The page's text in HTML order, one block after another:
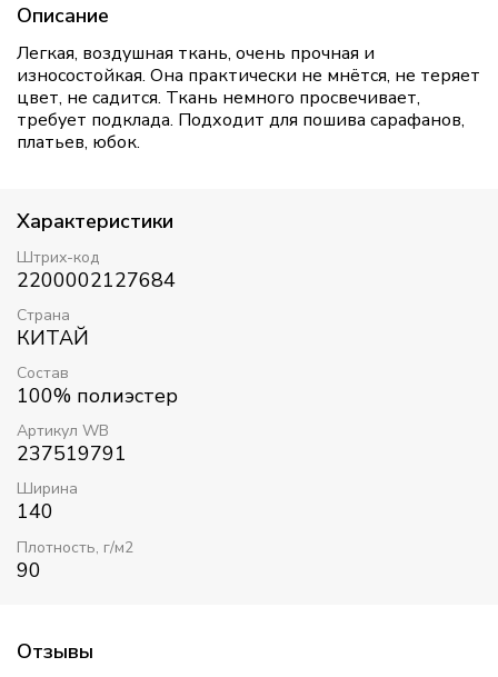
Описание
Легкая, воздушная ткань, очень прочная и
износостойкая. Она практически не мнётся, не теряет
цвет, не садится. Ткань немного просвечивает,
требует подклада. Подходит для пошива сарафанов,
платьев, юбок.
Характеристики
Штрих-код
2200002127684
Страна
КИТАЙ
Состав
100% полиэстер
Артикул WB
237519791
Ширина
140
Плотность, г/м2
90
Отзывы